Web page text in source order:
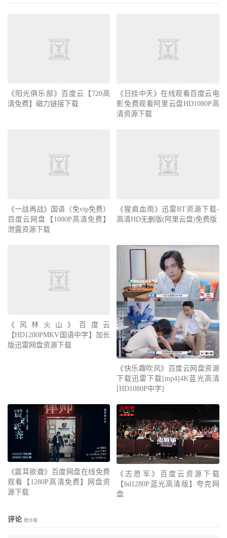
《阳光俱乐部》百度云【720高
清免费】磁力链接下载
《日挂中天》在线观看百度云电
影免费观看阿里云盘HD1080P高
清资源下载
《一战再战》国语（免vip免费）
百度云网盘【1080P高清免费】
泄露资源下载
《猩疯血雨》迅雷BT资源下载-
高清HD无删版(阿里云盘)免费版
《风林火山》百度云
【HD1280PMKV国语中字】加长
版迅雷网盘资源下载
《快乐趣吹风》百度云网盘资源
下载迅雷下载[mp4]4K蓝光高清
[HD1080P中字]
《震耳欲聋》百度网盘在线免费
观看【1280P高清免费】网盘资
源下载
《志愿军》百度云资源下载
【bd1280P蓝光高清版】夸克网
盘
评论 抢沙发